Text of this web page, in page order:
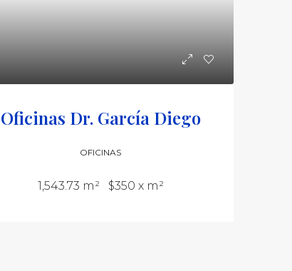
Oficinas Dr. García Diego
OFICINAS
1,543.73 m² $350 x m²